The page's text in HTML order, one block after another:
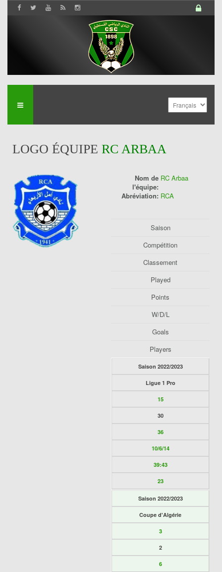
LOGO ÉQUIPE RC ARBAA
Nom de
l'équipe:
RC Arbaa
Abréviation: RCA
History
Saison
Compétition
Classement
Played
Points
W/D/L
Goals
Players
Saison 2022/2023
Ligue 1 Pro
15
30
36
10/6/14
39:43
23
Saison 2022/2023
Coupe d'Algérie
3
2
6